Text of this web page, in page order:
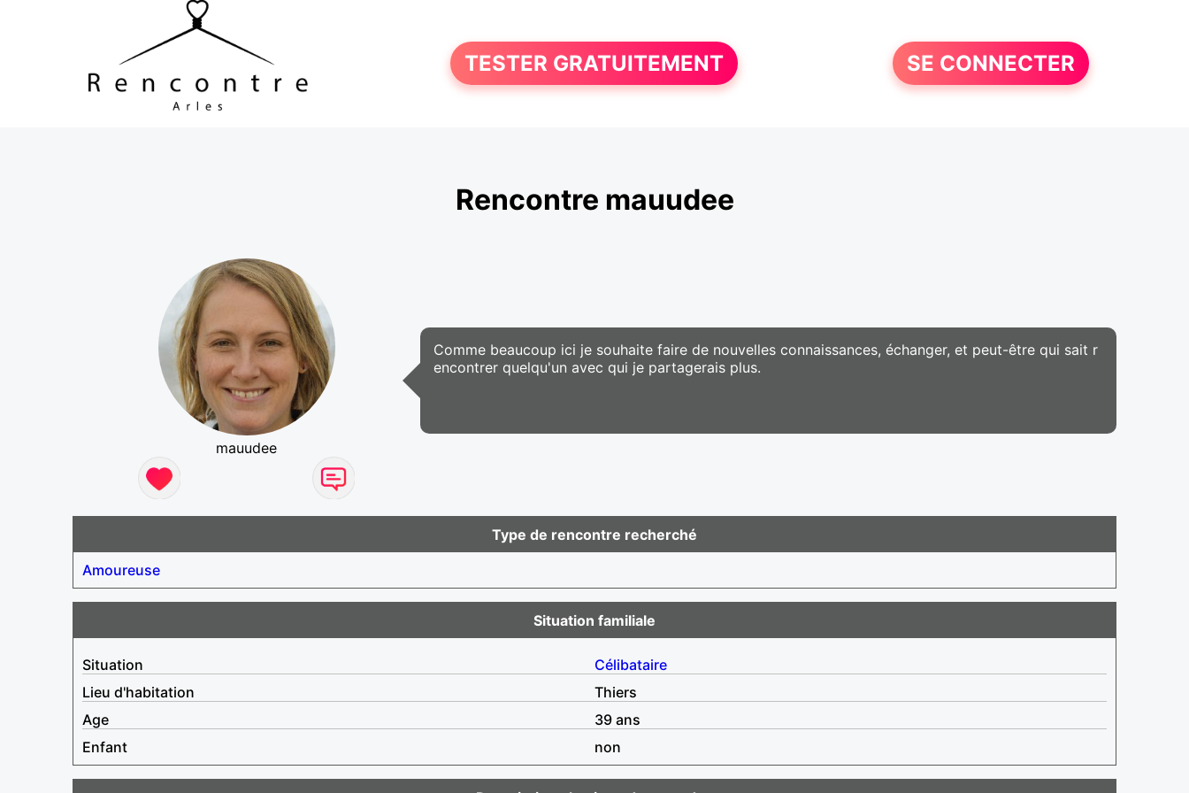
TESTER GRATUITEMENT SE CONNECTER
Rencontre mauudee
mauudee
Comme beaucoup ici je souhaite faire de nouvelles connaissances, échanger, et peut-être qui sait r
encontrer quelqu'un avec qui je partagerais plus.
Type de rencontre recherché
Amoureuse
Situation familiale
Situation
Célibataire
Lieu d'habitation
Thiers
Age
39 ans
Enfant
non